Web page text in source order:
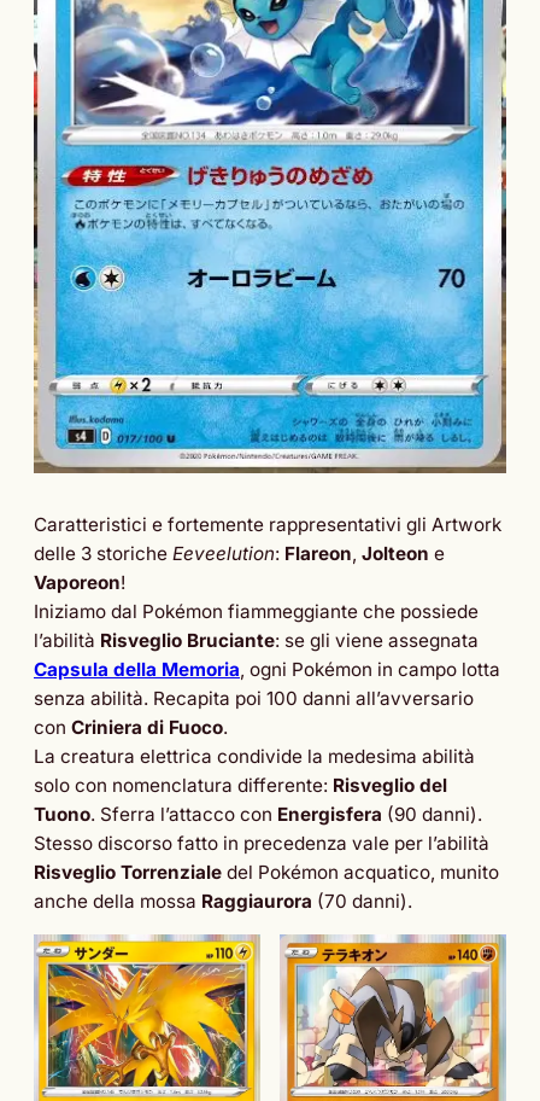
Caratteristici e fortemente rappresentativi gli Artwork
delle 3 storiche Eeveelution: Flareon, Jolteon e
Vaporeon!
Iniziamo dal Pokémon fiammeggiante che possiede
l’abilità Risveglio Bruciante: se gli viene assegnata
Capsula della Memoria, ogni Pokémon in campo lotta
senza abilità. Recapita poi 100 danni all’avversario
con Criniera di Fuoco.
La creatura elettrica condivide la medesima abilità
solo con nomenclatura differente: Risveglio del
Tuono. Sferra l’attacco con Energisfera (90 danni).
Stesso discorso fatto in precedenza vale per l’abilità
Risveglio Torrenziale del Pokémon acquatico, munito
anche della mossa Raggiaurora (70 danni).